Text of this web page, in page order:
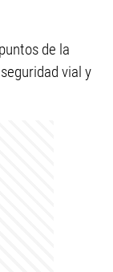
de la
vial y